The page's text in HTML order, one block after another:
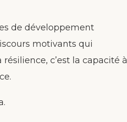
de développement
motivants qui
c’est la capacité à